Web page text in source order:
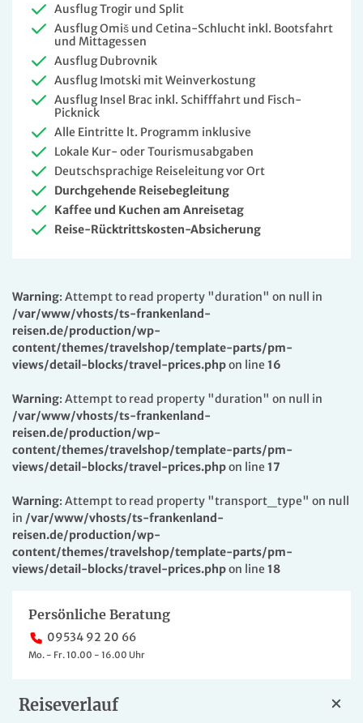
Reiseverlauf
Ausflug Trogir und Split
Ausflug Omiš und Cetina-Schlucht inkl. Bootsfahrt
und Mittagessen
Ausflug Dubrovnik
Ausflug Imotski mit Weinverkostung
Ausflug Insel Brac inkl. Schifffahrt und Fisch-
Picknick
Alle Eintritte lt. Programm inklusive
Lokale Kur- oder Tourismusabgaben
Deutschsprachige Reiseleitung vor Ort
Durchgehende Reisebegleitung
Kaffee und Kuchen am Anreisetag
Reise-Rücktrittskosten-Absicherung
Warning: Attempt to read property "duration" on null in
/var/www/vhosts/ts-frankenland-
reisen.de/production/wp-
content/themes/travelshop/template-parts/pm-
views/detail-blocks/travel-prices.phpon line 16
Warning: Attempt to read property "duration" on null in
/var/www/vhosts/ts-frankenland-
reisen.de/production/wp-
content/themes/travelshop/template-parts/pm-
views/detail-blocks/travel-prices.phpon line 17
Warning: Attempt to read property "transport_type" on null
in /var/www/vhosts/ts-frankenland-
reisen.de/production/wp-
content/themes/travelshop/template-parts/pm-
views/detail-blocks/travel-prices.phpon line 18
Persönliche Beratung
09534 92 20 66
Mo. - Fr. 10.00 - 16.00 Uhr